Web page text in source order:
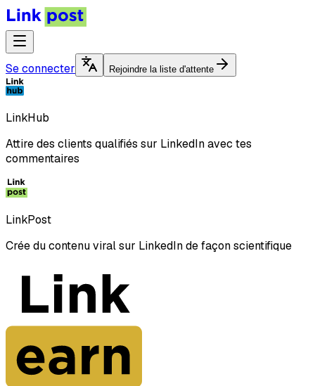
Se connecter Rejoindre la liste d'attente
LinkHub
Attire des clients qualifiés sur LinkedIn avec tes
commentaires
LinkPost
Crée du contenu viral sur LinkedIn de façon scientifique